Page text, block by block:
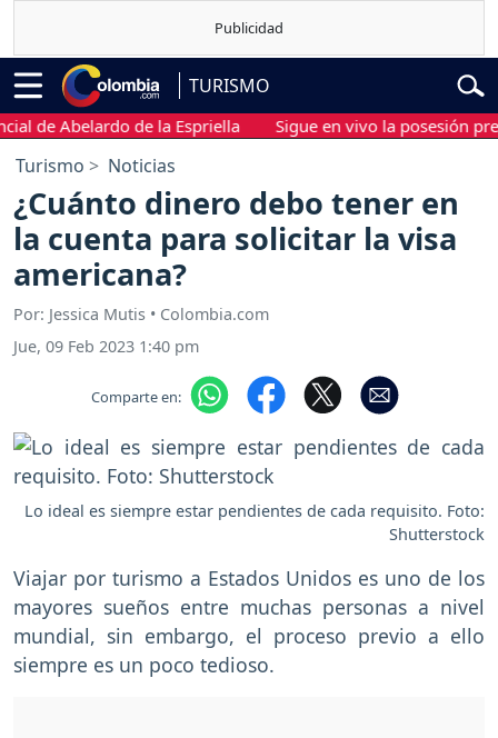
TURISMO
Abelardo de la Espriella Sigue en vivo la posesión
Turismo Noticias
¿Cuánto dinero debo tener en
la cuenta para solicitar la visa
americana?
Por: Jessica Mutis • Colombia.com
Jue, 09 Feb 2023 1:40 pm
Comparte en:
Lo ideal es siempre estar pendientes de cada requisito. Foto:
Shutterstock
Viajar por turismo a Estados Unidos es uno de los
mayores sueños entre muchas personas a nivel
mundial, sin embargo, el proceso previo a ello
siempre es un poco tedioso.